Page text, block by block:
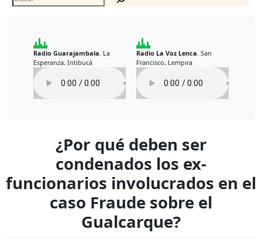
Radio Guarajambala. La
Esperanza, Intibucá
Radio La Voz Lenca. San
Francisco, Lempira
¿Por qué deben ser
condenados los ex-
funcionarios involucrados en el
caso Fraude sobre el
Gualcarque?